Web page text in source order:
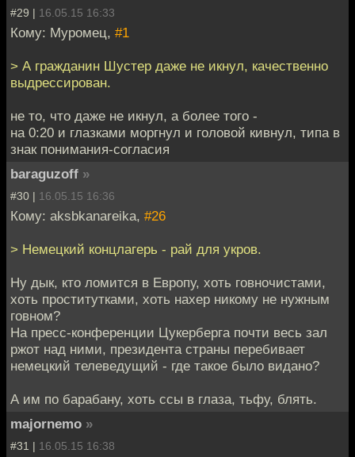
#29 | 16.05.15 16:33
Кому: Муромец, #1
> А гражданин Шустер даже не икнул, качественно
выдрессирован.
не то, что даже не икнул, а более того -
на 0:20 и глазками моргнул и головой кивнул, типа в
знак понимания-согласия
baraguzoff »
#30 | 16.05.15 16:36
Кому: aksbkanareika, #26
> Немецкий концлагерь - рай для укров.
Ну дык, кто ломится в Европу, хоть говночистами,
хоть проститутками, хоть нахер никому не нужным
говном?
На пресс-конференции Цукерберга почти весь зал
ржот над ними, президента страны перебивает
немецкий телеведущий - где такое было видано?
А им по барабану, хоть ссы в глаза, тьфу, блять.
majornemo »
#31 | 16.05.15 16:38